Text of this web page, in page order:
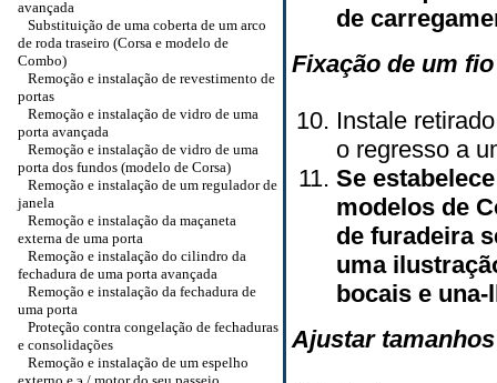
avançada
Substituição de uma coberta de um arco
de roda traseiro (Corsa e modelo de
Combo)
Remoção e instalação de revestimento de
portas
Remoção e instalação de vidro de uma
porta avançada
Remoção e instalação de vidro de uma
porta dos fundos (modelo de Corsa)
Remoção e instalação de um regulador de
janela
Remoção e instalação da maçaneta
externa de uma porta
Remoção e instalação do cilindro da
fechadura de uma porta avançada
Remoção e instalação da fechadura de
uma porta
Proteção contra congelação de fechaduras
e consolidações
Remoção e instalação de um espelho
de
Fixação de um
Instale
o regresso a
Se
modelos de
de furadeira
uma
bocais e
Ajustar